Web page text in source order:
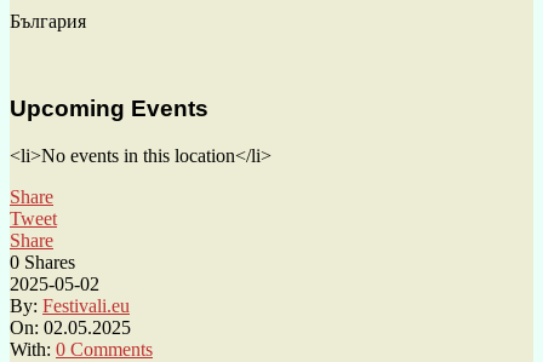
България
Upcoming Events
<li>No events in this location</li>
Share
Tweet
Share
0 Shares
2025-05-02
By: Festivali.eu
On: 02.05.2025
With: 0 Comments